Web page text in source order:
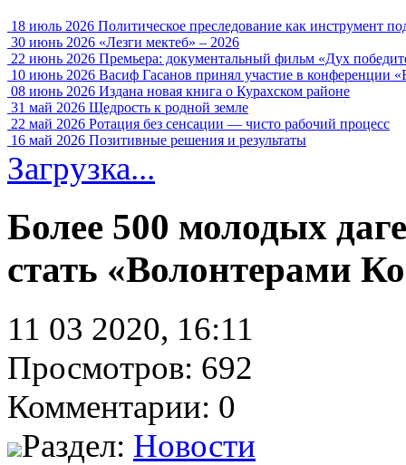
18 июль 2026 Политическое преследование как инструмент
30 июнь 2026 «Лезги мектеб» – 2026
22 июнь 2026 Премьера: документальный фильм «Дух
10 июнь 2026 Васиф Гасанов принял участие в конференции
08 июнь 2026 Издана новая книга о Курахском районе
31 май 2026 Щедрость к родной земле
22 май 2026 Ротация без сенсации — чисто рабочий процесс
16 май 2026 Позитивные решения и результаты
Загрузка...
Более 500 молодых
стать «Волонтерами
11 03 2020, 16:11
Просмотров: 692
Комментарии: 0
Раздел: Новости